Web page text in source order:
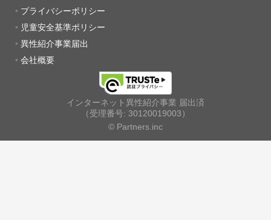
プライバシーポリシー
児童安全基準ポリシー
異性紹介事業届出
会社概要
インターネット異性紹介事業 届出済
（受理番号: 30120019003）
© Partners.inc